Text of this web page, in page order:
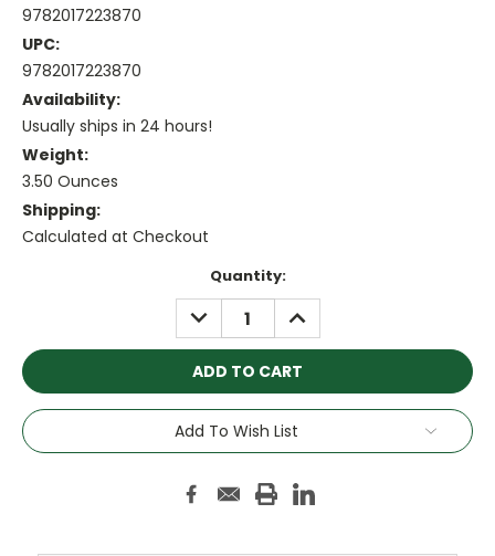
9782017223870
UPC:
9782017223870
Availability:
Usually ships in 24 hours!
Weight:
3.50 Ounces
Shipping:
Calculated at Checkout
Quantity:
DECREASE
QUANTITY:
INCREASE
QUANTITY:
Add To Wish List